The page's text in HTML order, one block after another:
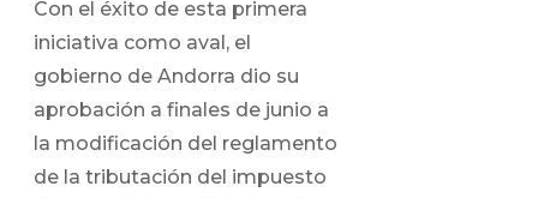
Con el éxito de esta primera
iniciativa como aval, el
gobierno de Andorra dio su
aprobación a finales de junio a
la modificación del reglamento
de la tributación del impuesto